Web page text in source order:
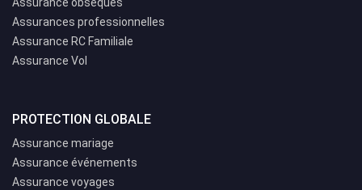
Assurance obsèques
Assurances professionnelles
Assurance RC Familiale
Assurance Vol
PROTECTION GLOBALE
Assurance mariage
Assurance événements
Assurance voyages